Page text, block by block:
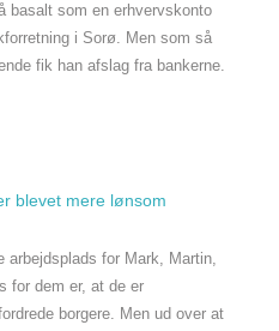
basalt som en erhvervskonto
i Sorø. Men som så
fik han afslag fra bankerne.
blevet mere lønsom
arbejdsplads for Mark, Martin,
for dem er, at de er
borgere. Men ud over at